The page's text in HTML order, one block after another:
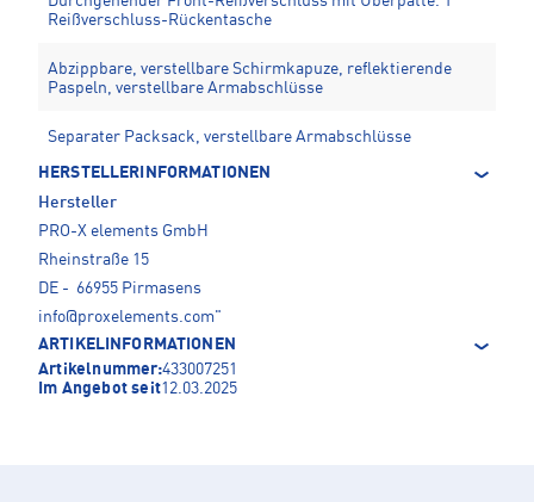
Reißverschluss-Rückentasche
Abzippbare, verstellbare Schirmkapuze, reflektierende
Paspeln, verstellbare Armabschlüsse
Separater Packsack, verstellbare Armabschlüsse
HERSTELLERINFORMATIONEN
Hersteller
PRO-X elements GmbH
Rheinstraße 15
DE - 66955 Pirmasens
info@proxelements.com"
ARTIKELINFORMATIONEN
Artikelnummer:433007251
Im Angebot seit12.03.2025